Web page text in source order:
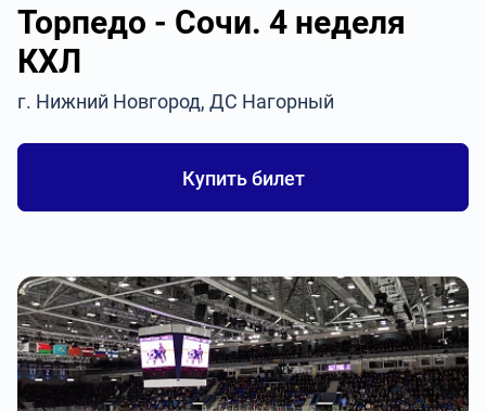
Торпедо - Сочи. 4 неделя
КХЛ
г. Нижний Новгород, ДС Нагорный
Купить билет